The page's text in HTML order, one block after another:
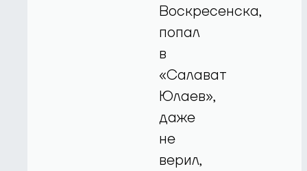
Воскресенска,
попал
в
«Салават
Юлаев»,
даже
не
верил,